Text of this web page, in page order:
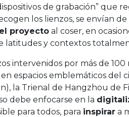
de grabación” que
los lienzos, se envían
proyecto al coser, en
latitudes y contextos
intervenidos por más de
espacios emblemáticos del
la Trienal de Hangzhou de
debe enfocarse en la
para todos, para inspirar a